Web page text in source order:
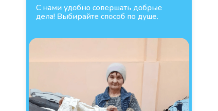
С нами удобно совершать добрые
дела! Выбирайте способ по душе.